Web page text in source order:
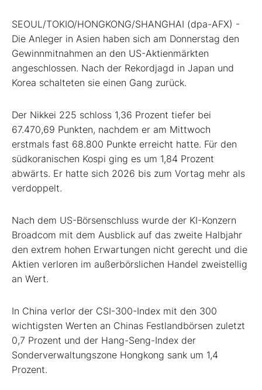
SEOUL/TOKIO/HONGKONG/SHANGHAI (dpa-AFX) -
Die Anleger in Asien haben sich am Donnerstag den
Gewinnmitnahmen an den US-Aktienmärkten
angeschlossen. Nach der Rekordjagd in Japan und
Korea schalteten sie einen Gang zurück.
Der Nikkei 225 schloss 1,36 Prozent tiefer bei
67.470,69 Punkten, nachdem er am Mittwoch
erstmals fast 68.800 Punkte erreicht hatte. Für den
südkoranischen Kospi ging es um 1,84 Prozent
abwärts. Er hatte sich 2026 bis zum Vortag mehr als
verdoppelt.
Nach dem US-Börsenschluss wurde der KI-Konzern
Broadcom mit dem Ausblick auf das zweite Halbjahr
den extrem hohen Erwartungen nicht gerecht und die
Aktien verloren im außerbörslichen Handel zweistellig
an Wert.
In China verlor der CSI-300-Index mit den 300
wichtigsten Werten an Chinas Festlandbörsen zuletzt
0,7 Prozent und der Hang-Seng-Index der
Sonderverwaltungszone Hongkong sank um 1,4
Prozent.